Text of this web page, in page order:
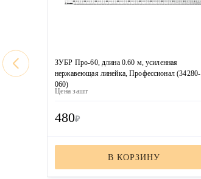
ЗУБР Про-60, длина 0.60 м, усиленная
нержавеющая линейка, Профессионал (34280-
060)
Цена зашт
480₽
В КОРЗИНУ